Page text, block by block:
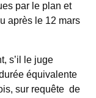
par le plan et
après le 12 mars
s’il le juge
équivalente
sur requête de